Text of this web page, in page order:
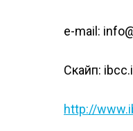
e-mail:
Скайп:
http://